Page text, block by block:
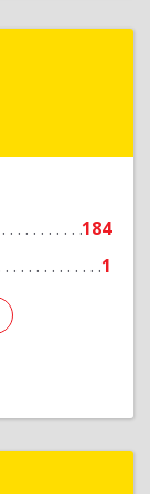
184
1
р-н,